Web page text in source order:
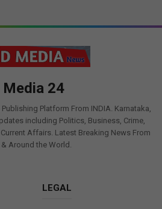
Media 24
Platform From INDIA. Karnataka,
including Politics, Business, Crime,
Affairs. Latest Breaking News From
Around the World.
LEGAL